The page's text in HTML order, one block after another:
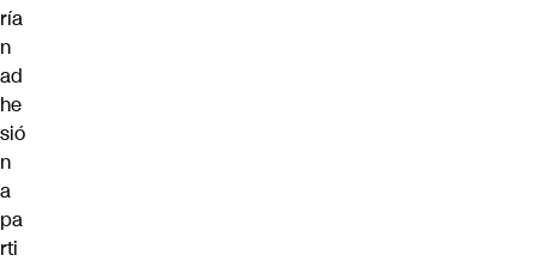
ría
n
ad
he
sió
n
a
pa
rti